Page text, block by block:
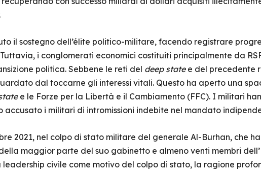
il sostegno dell’élite politico-militare, facendo registrare
i conglomerati economici costituiti principalmente da
politica. Sebbene le reti del deep statee del precedente
dal toccarne gli interessi vitali. Questo ha aperto una
e le Forze per la Libertà e il Cambiamento (FFC). I militari
accusato i militari di intromissioni indebite nel mandato
2021, nel colpo di stato militare del generale Al-Burhan, che
maggior parte del suo gabinetto e almeno venti membri
civile come motivo del colpo di stato, la ragione